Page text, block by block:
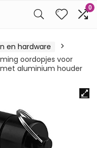
0
en hardware
oordopjes voor
aluminium houder